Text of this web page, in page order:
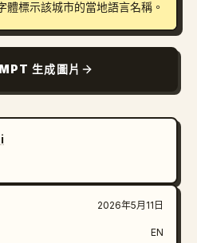
體標示該城市的當地語言名稱。
生成圖片
2026年5月11日
EN